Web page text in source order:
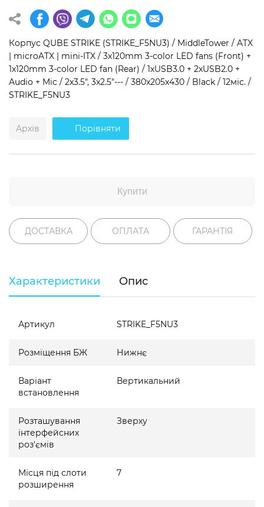
Операційна система
Windows 11 Home
Windows 11 Pro
Без ОС
Тип накопичувача
SSD
HDD
SSD + HDD
Додатково
RGB-підсвічування
Корпус QUBE STRIKE (STRIKE_F5NU3) / MiddleTower / ATX
| microATX | mini-ITX / 3x120mm 3-color LED fans (Front) +
1x120mm 3-color LED fan (Rear) / 1хUSB3.0 + 2хUSB2.0 +
Audio + Mic / 2x3.5", 3x2.5"--- / 380x205x430 / Black / 12міс. /
STRIKE_F5NU3
Архів Порівняти
Купити
ДОСТАВКА ОПЛАТА ГАРАНТІЯ
Характеристики Опис
Артикул STRIKE_F5NU3
Розміщення БЖ Нижнє
Варіант
встановлення
Вертикальний
Розташування
інтерфейсних
роз'ємів
Зверху
Місця під слоти
розширення
7